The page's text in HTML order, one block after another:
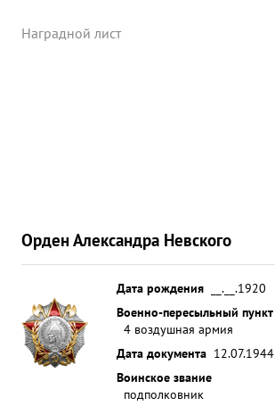
Наградной лист
Орден Александра Невского
Дата рождения
__.__.1920
Военно-пересыльный пункт
4 воздушная армия
Дата документа 12.07.1944
Воинское звание
подполковник